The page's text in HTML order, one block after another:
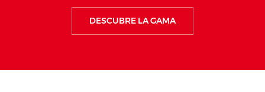
DESCUBRE LA GAMA